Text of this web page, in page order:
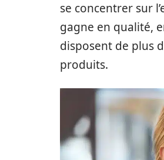
se concentrer sur
gagne en qualité,
disposent de plus
produits.